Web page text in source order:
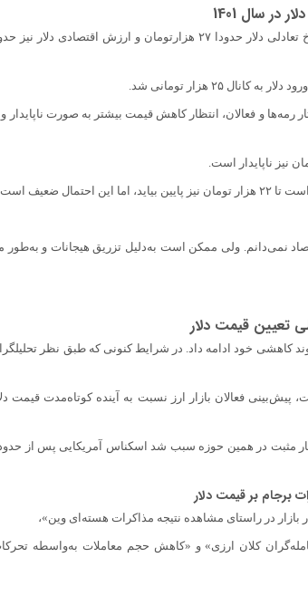
در سال 1401
۲۵ هزار تومانی شد.
و فعالان، انتظار کاهش قیمت بیشتر به صورت ناپایدار
ضعیف است و
تومان را به صلاح اقتصاد نمی‌دانم. ولی ممکن است به‌دلیل تزریق هیجانات و
تعیین قیمت دلار
در کانال جدید ۲۵ هزار تومانی به روند کاهشی خود ادامه داد. در شرایط کنونی که طبق نظر
فعالان بازار ارز نسبت به آینده کوتاه‌مدت قیمت
مثبت در همین حوزه سبب شد اسکناس آمریکایی پس از
برجام بر قیمت دلار
بازار در راستای مشاهده نتیجه مذاکرات هسته‌ای وین»،
کلان ارزی» و «کاهش حجم معاملات به‌واسطه